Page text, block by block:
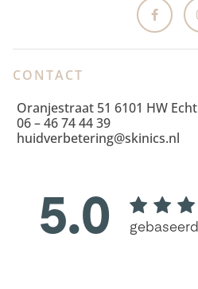
CONTACT
Oranjestraat 51 6101 HW Echt
06 – 46 74 44 39
huidverbetering@skinics.nl